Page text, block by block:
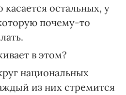
касается остальных, у
почему-то
в этом?
национальных
из них стремится